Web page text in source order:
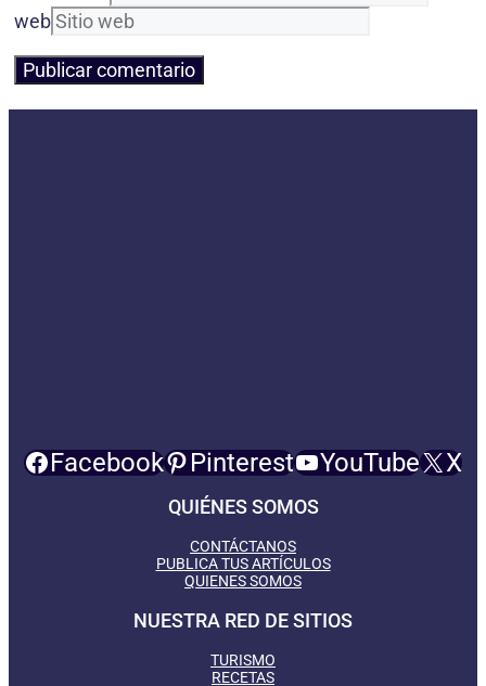
web
Facebook Pinterest YouTube X
QUIÉNES SOMOS
CONTÁCTANOS
PUBLICA TUS ARTÍCULOS
QUIENES SOMOS
NUESTRA RED DE SITIOS
TURISMO
RECETAS